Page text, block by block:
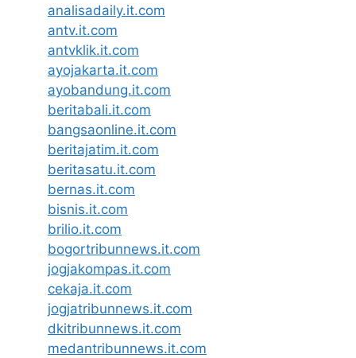
analisadaily.it.com
antv.it.com
antvklik.it.com
ayojakarta.it.com
ayobandung.it.com
beritabali.it.com
bangsaonline.it.com
beritajatim.it.com
beritasatu.it.com
bernas.it.com
bisnis.it.com
brilio.it.com
bogortribunnews.it.com
jogjakompas.it.com
cekaja.it.com
jogjatribunnews.it.com
dkitribunnews.it.com
medantribunnews.it.com